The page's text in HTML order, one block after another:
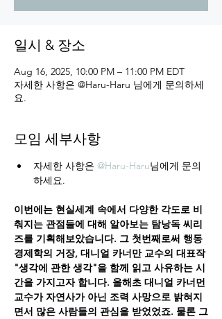
일시 & 장소
Aug 16, 2025, 10:00 PM – 11:00 PM EDT
자세한 사항은 @Haru-Haru 님에게 문의하세
요.
모임 세부사항
자세한 사항은 @Haru-Haru님에게 문의
하세요.
이번에는 현실세계 속에서 다양한 각도로 비
춰지는 관점들에 대해 알아보는 탐낭독 씨리
즈를 기획해보았습니다. 그 첫번째로써 행동
경제학의 거장, 대니얼 카너만 교수의 대표작
"생각에 관한 생각"을 함께 읽고 사유하는 시
간을 가지고자 합니다. 올해초 대니얼 카너먼
교수가 자연사가 아닌 조력 사망으로 밝혀지
면서 많은 사람들의 관심을 받었었죠. 물론 그